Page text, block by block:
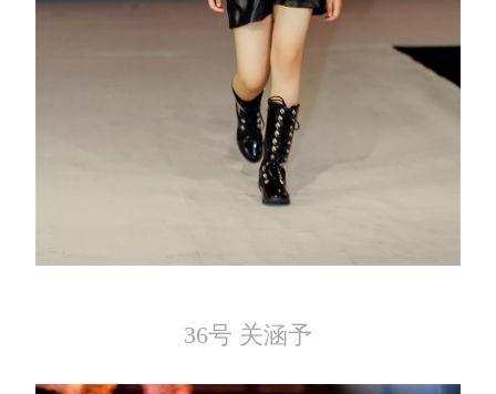
36号 关涵予